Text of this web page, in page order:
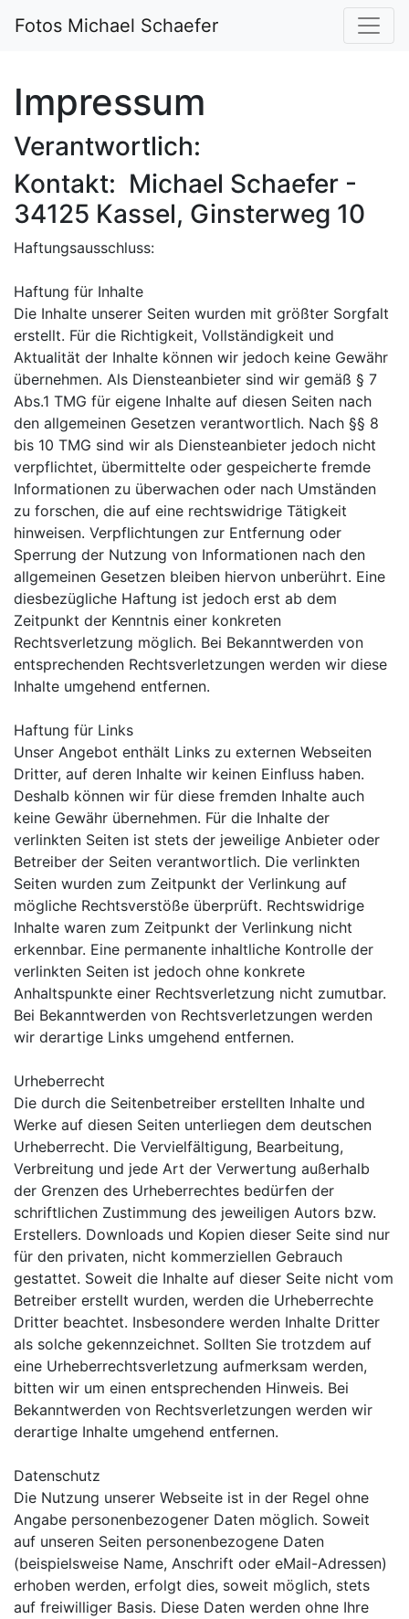
Fotos Michael Schaefer
Impressum
Verantwortlich:
Kontakt: Michael Schaefer -
34125 Kassel, Ginsterweg 10
Haftungsausschluss:
Haftung für Inhalte
Die Inhalte unserer Seiten wurden mit größter Sorgfalt
erstellt. Für die Richtigkeit, Vollständigkeit und
Aktualität der Inhalte können wir jedoch keine Gewähr
übernehmen. Als Diensteanbieter sind wir gemäß § 7
Abs.1 TMG für eigene Inhalte auf diesen Seiten nach
den allgemeinen Gesetzen verantwortlich. Nach §§ 8
bis 10 TMG sind wir als Diensteanbieter jedoch nicht
verpflichtet, übermittelte oder gespeicherte fremde
Informationen zu überwachen oder nach Umständen
zu forschen, die auf eine rechtswidrige Tätigkeit
hinweisen. Verpflichtungen zur Entfernung oder
Sperrung der Nutzung von Informationen nach den
allgemeinen Gesetzen bleiben hiervon unberührt. Eine
diesbezügliche Haftung ist jedoch erst ab dem
Zeitpunkt der Kenntnis einer konkreten
Rechtsverletzung möglich. Bei Bekanntwerden von
entsprechenden Rechtsverletzungen werden wir diese
Inhalte umgehend entfernen.
Haftung für Links
Unser Angebot enthält Links zu externen Webseiten
Dritter, auf deren Inhalte wir keinen Einfluss haben.
Deshalb können wir für diese fremden Inhalte auch
keine Gewähr übernehmen. Für die Inhalte der
verlinkten Seiten ist stets der jeweilige Anbieter oder
Betreiber der Seiten verantwortlich. Die verlinkten
Seiten wurden zum Zeitpunkt der Verlinkung auf
mögliche Rechtsverstöße überprüft. Rechtswidrige
Inhalte waren zum Zeitpunkt der Verlinkung nicht
erkennbar. Eine permanente inhaltliche Kontrolle der
verlinkten Seiten ist jedoch ohne konkrete
Anhaltspunkte einer Rechtsverletzung nicht zumutbar.
Bei Bekanntwerden von Rechtsverletzungen werden
wir derartige Links umgehend entfernen.
Urheberrecht
Die durch die Seitenbetreiber erstellten Inhalte und
Werke auf diesen Seiten unterliegen dem deutschen
Urheberrecht. Die Vervielfältigung, Bearbeitung,
Verbreitung und jede Art der Verwertung außerhalb
der Grenzen des Urheberrechtes bedürfen der
schriftlichen Zustimmung des jeweiligen Autors bzw.
Erstellers. Downloads und Kopien dieser Seite sind nur
für den privaten, nicht kommerziellen Gebrauch
gestattet. Soweit die Inhalte auf dieser Seite nicht vom
Betreiber erstellt wurden, werden die Urheberrechte
Dritter beachtet. Insbesondere werden Inhalte Dritter
als solche gekennzeichnet. Sollten Sie trotzdem auf
eine Urheberrechtsverletzung aufmerksam werden,
bitten wir um einen entsprechenden Hinweis. Bei
Bekanntwerden von Rechtsverletzungen werden wir
derartige Inhalte umgehend entfernen.
Datenschutz
Die Nutzung unserer Webseite ist in der Regel ohne
Angabe personenbezogener Daten möglich. Soweit
auf unseren Seiten personenbezogene Daten
(beispielsweise Name, Anschrift oder eMail-Adressen)
erhoben werden, erfolgt dies, soweit möglich, stets
auf freiwilliger Basis. Diese Daten werden ohne Ihre